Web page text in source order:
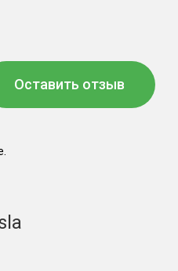
Оставить отзыв